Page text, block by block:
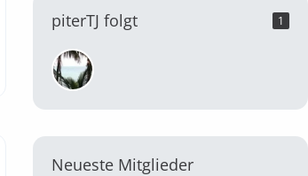
piterTJ folgt 1
Neueste Mitglieder